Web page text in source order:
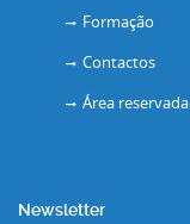
Formação
Contactos
Área reservada
Newsletter